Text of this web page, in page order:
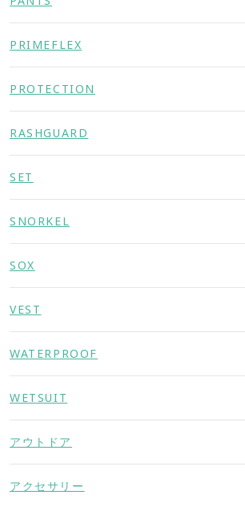
PRIMEFLEX
PROTECTION
RASHGUARD
SET
SNORKEL
SOX
VEST
WATERPROOF
WETSUIT
アウトドア
アクセサリー